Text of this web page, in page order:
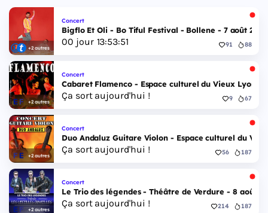
+2 autres
Concert
Bigflo Et Oli - Bo Tiful Festival - Bollene - 7 août 2026
00 jour 13:53:50 91 88
+2 autres
Concert
Cabaret Flamenco - Espace culturel du Vieux Lyon -
Ça sort aujourd'hui ! 9 67
+2 autres
Concert
Duo Andaluz Guitare Violon - Espace culturel du
Ça sort aujourd'hui ! 56 187
+2 autres
Concert
Le Trio des légendes - Théâtre de Verdure - 8 août
Ça sort aujourd'hui ! 214 187